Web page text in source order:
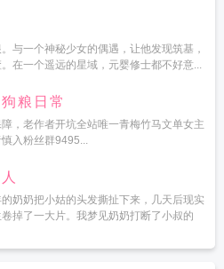
与一个神秘少女的偶遇，让他发现筑基，
在一个遥远的星域，元婴修士都不好意...
粮日常
，老作者开坑全站唯一青梅竹马文单女主
入粉丝群9495...
奶奶把小姑的头发撕扯下来，几天后现实
掉了一大片。我梦见奶奶打断了小叔的